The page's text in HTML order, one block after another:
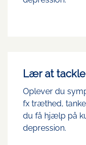
Lær at
Oplever du
fx træthed,
du få hjælp på
depression.